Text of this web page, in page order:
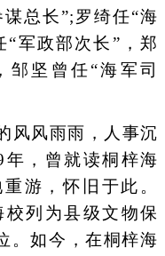
总长”;罗绮任“海
军政部次长”，郑
邹坚曾任“海军司
风雨雨，人事沉
，曾就读桐梓海
游，怀旧于此。
列为县级文物保
。如今，在桐梓海